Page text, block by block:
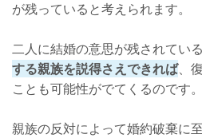
が残っていると考えられます。
二人に結婚の意思が残されている
する親族を説得さえできれば、
ことも可能性がでてくるのです。
親族の反対によって婚約破棄に